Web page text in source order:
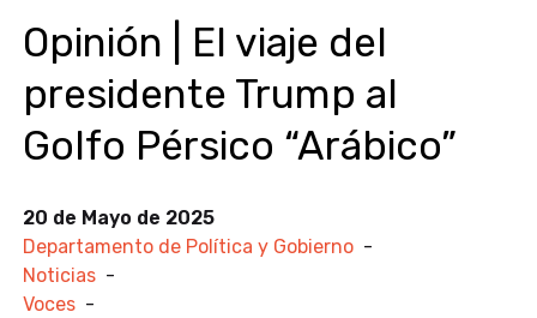
Opinión | El viaje del
presidente Trump al
Golfo Pérsico “Arábico”
20 de Mayo de 2025
Departamento de Política y Gobierno -
Noticias -
Voces -